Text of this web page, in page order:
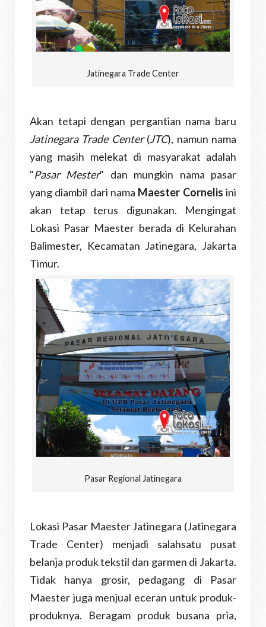
Jatinegara Trade Center
Akan tetapi dengan pergantian nama baru
Jatinegara Trade Center(JTC), namun nama
yang masih melekat di masyarakat adalah
"Pasar Mester" dan mungkin nama pasar
yang diambil dari nama Maester Cornelis ini
akan tetap terus digunakan. Mengingat
Lokasi Pasar Maester berada di Kelurahan
Balimester, Kecamatan Jatinegara, Jakarta
Timur.
Pasar Regional Jatinegara
Lokasi Pasar Maester Jatinegara (Jatinegara
Trade Center) menjadi salahsatu pusat
belanja produk tekstil dan garmen di Jakarta.
Tidak hanya grosir, pedagang di Pasar
Maester juga menjual eceran untuk produk-
produknya. Beragam produk busana pria,